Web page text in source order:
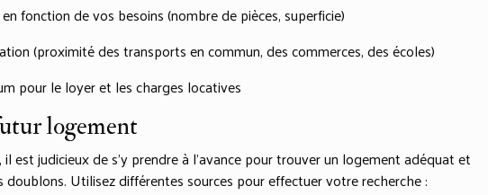
fonction de vos besoins (nombre de pièces, superficie)
(proximité des transports en commun, des commerces, des écoles)
pour le loyer et les charges locatives
logement
est judicieux de s’y prendre à l’avance pour trouver un logement adéquat et
Utilisez différentes sources pour effectuer votre recherche :